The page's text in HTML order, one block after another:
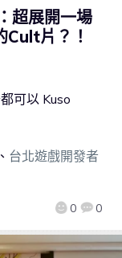
超展開一場
片？！
0 0
可以 Kuso
、 台北遊戲開發者